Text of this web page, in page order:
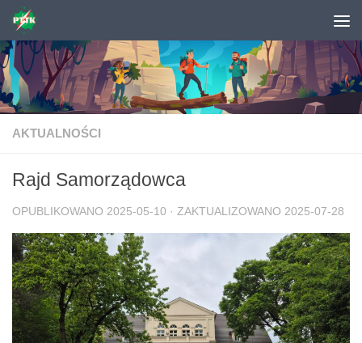
Skip to content
AKTUALNOŚCI
Rajd Samorządowca
OPUBLIKOWANO 2025-05-10 · ZAKTUALIZOWANO 2025-07-28